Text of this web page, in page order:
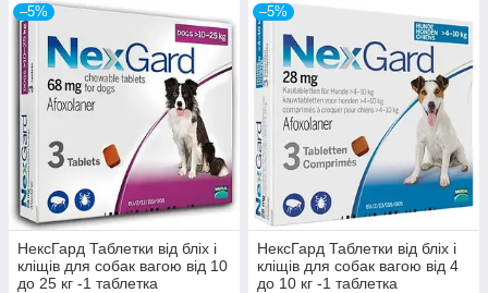
–5%
НексГард Таблетки від бліх і
кліщів для собак вагою від 10
до 25 кг -1 таблетка
–5%
НексГард Таблетки від бліх і
кліщів для собак вагою від 4
до 10 кг -1 таблетка